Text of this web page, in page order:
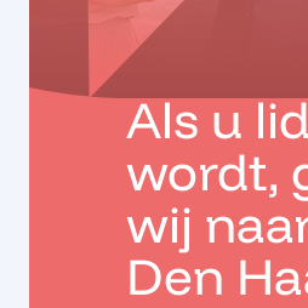
Als u
wordt,
wij
Den